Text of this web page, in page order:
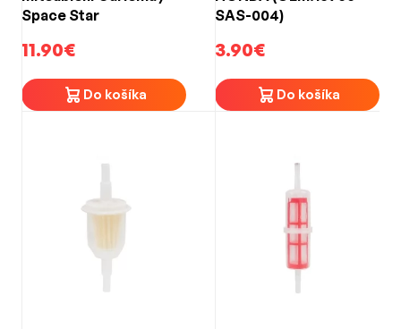
Space Star
11.90€
Do košíka
SAS-004)
3.90€
Do košíka